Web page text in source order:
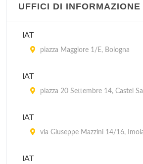
UFFICI DI
IAT
piazza Maggiore 1/E, Bologna
IAT
piazza 20 Settembre 14, Castel
IAT
via Giuseppe Mazzini 14/16,
IAT